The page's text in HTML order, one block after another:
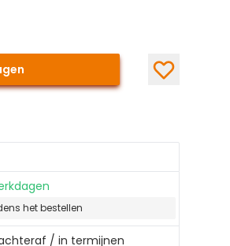
het bestellen
/ in termijnen